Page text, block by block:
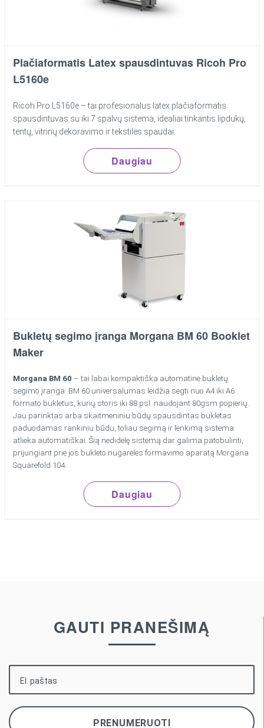
Plačiaformatis Latex spausdintuvas Ricoh Pro
L5160e
Ricoh Pro L5160e – tai profesionalus latex plačiaformatis
spausdintuvas su iki 7 spalvų sistema, idealiai tinkantis lipdukų,
tentų, vitrinų dekoravimo ir tekstilės spaudai.
Daugiau
Bukletų segimo įranga Morgana BM 60 Booklet
Maker
Morgana BM 60 – tai labai kompaktiška automatinė bukletų
segimo įranga. BM 60 universalumas leidžia segti nuo A4 iki A6
formato bukletus, kurių storis iki 88 psl. naudojant 80gsm popierių.
Jau parinktas arba skaitmeniniu būdų spausdintas bukletas
paduodamas rankiniu būdu, toliau segimą ir lenkimą sistema
atlieka automatiškai. Šią nedidelę sistemą dar galima patobulinti,
prijungiant prie jos bukleto nugarėlės formavimo aparatą Morgana
Squarefold 104.
Daugiau
GAUTI PRANEŠIMĄ